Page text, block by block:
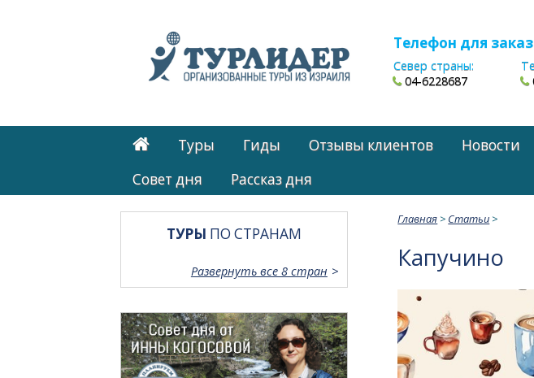
Телефон для
Север страны:
04-6228687
Туры Гиды Отзывы клиентов Новости
Cовет дня
Рассказ дня
Главная > Статьи >
Капучино
ТУРЫ ПО СТРАНАМ
Развернуть все 8 стран